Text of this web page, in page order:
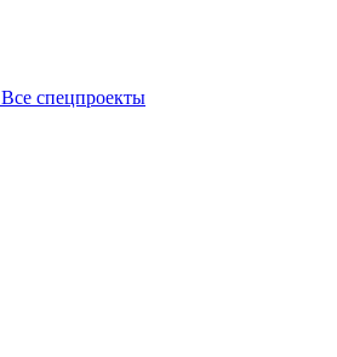
Все спецпроекты